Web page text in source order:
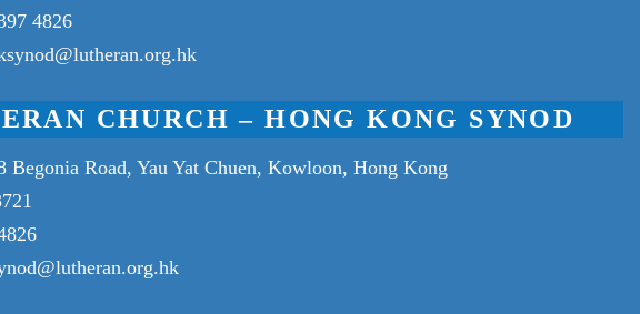
4826
CHURCH – HONG KONG SYNOD
Begonia Road, Yau Yat Chuen, Kowloon, Hong Kong